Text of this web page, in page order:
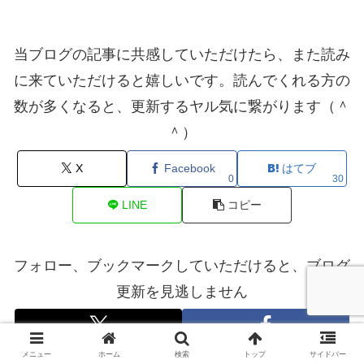
当ブログの記事に共感していただけたら、また読み
に来ていただけると嬉しいです。読んでくれる方の
数が多くなると、更新するヤル気に繋がります（＾
＾）
X Facebook
0
はてブ
30
LINE コピー
フォロー、ブックマークしていただけると、ブログ
更新を見逃しません
メニュー ホーム 検索 トップ サイドバー